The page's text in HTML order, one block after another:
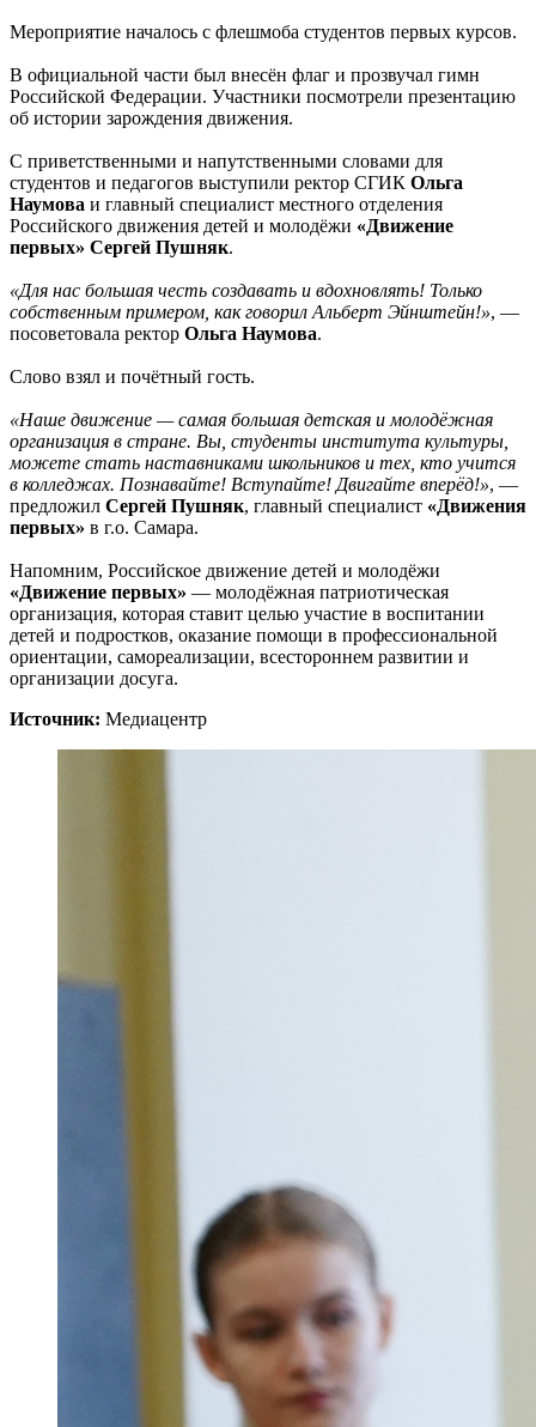
Мероприятие началось с флешмоба студентов первых курсов.
В официальной части был внесён флаг и прозвучал гимн
Российской Федерации. Участники посмотрели презентацию
об истории зарождения движения.
С приветственными и напутственными словами для
студентов и педагогов выступили ректор СГИК Ольга
Наумова и главный специалист местного отделения
Российского движения детей и молодёжи «Движение
первых» Сергей Пушняк.
«Для нас большая честь создавать и вдохновлять! Только
собственным примером, как говорил Альберт Эйнштейн!», —
посоветовала ректор Ольга Наумова.
Слово взял и почётный гость.
«Наше движение — самая большая детская и молодёжная
организация в стране. Вы, студенты института культуры,
можете стать наставниками школьников и тех, кто учится
в колледжах. Познавайте! Вступайте! Двигайте вперёд!», —
предложил Сергей Пушняк, главный специалист «Движения
первых» в г.о. Самара.
Напомним, Российское движение детей и молодёжи
«Движение первых» — молодёжная патриотическая
организация, которая ставит целью участие в воспитании
детей и подростков, оказание помощи в профессиональной
ориентации, самореализации, всестороннем развитии и
организации досуга.
Источник: Медиацентр